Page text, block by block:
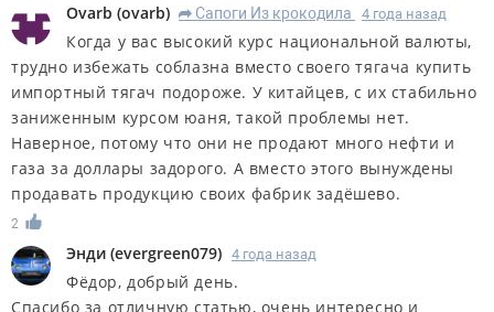
Ovarb (ovarb) R Сапоги Из крокодила 4 года назад
Когда у вас высокий курс национальной валюты,
трудно избежать соблазна вместо своего тягача купить
импортный тягач подороже. У китайцев, с их стабильно
заниженным курсом юаня, такой проблемы нет.
Наверное, потому что они не продают много нефти и
газа за доллары задорого. А вместо этого вынуждены
продавать продукцию своих фабрик задёшево.
2
Энди (evergreen079) 4 года назад
Фёдор, добрый день.
Спасибо за отличную статью, очень интересно и